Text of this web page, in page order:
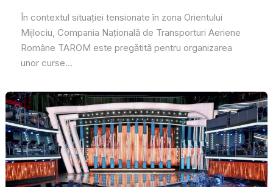
În contextul situației tensionate în zona Orientului
Mijlociu, Compania Națională de Transporturi Aeriene
Române TAROM este pregătită pentru organizarea
unor curse...